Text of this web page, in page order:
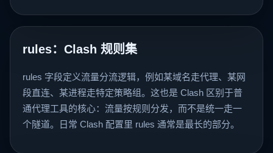
rules：Clash 规则集
rules 字段定义流量分流逻辑，例如某域名走代理、某网
段直连、某进程走特定策略组。这也是 Clash 区别于普
通代理工具的核心：流量按规则分发，而不是统一走一
个隧道。日常 Clash 配置里 rules 通常是最长的部分。